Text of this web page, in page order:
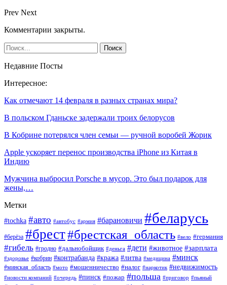
Prev Next
Комментарии закрыты.
Недавние Посты
Интересное:
Как отмечают 14 февраля в разных странах мира?
В польском Гданьске задержали троих белорусов
В Кобрине потерялся член семьи — ручной воробей Жорик
Apple ускоряет перенос производства iPhone из Китая в
Индию
Мужчина выбросил Porsche в мусор. Это был подарок для
жены,…
Метки
#tochka #авто #автобус #армия #барановичи #беларусь
#берёза #брест#брестская_область #вело #германия
#гибель #гродно #дальнобойщик #деньга #дети #животное #зарплата
#здоровье #кобрин #контрабанда #кража #литва #медицина #минск
#минская_область #мото #мошенничество #налог #наркотик #недвижимость
#новости компаний #очередь #пинск #пожар #польша #приговор #пьяный